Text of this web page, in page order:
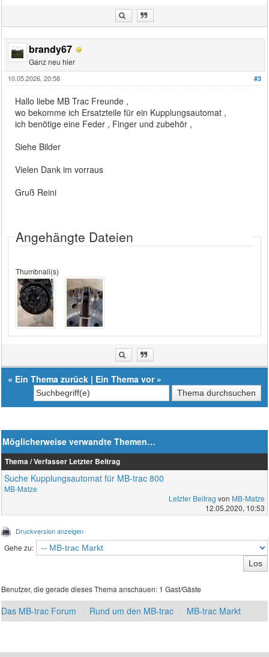
brandy67
Ganz neu hier
#3
10.05.2026, 20:58
Hallo liebe MB Trac Freunde ,
wo bekomme ich Ersatzteile für ein Kupplungsautomat ,
ich benötige eine Feder , Finger und zubehör ,
Siehe Bilder
Vielen Dank im vorraus
Gruß Reini
Angehängte Dateien
Thumbnail(s)
« Ein Thema zurück | Ein Thema vor»
Möglicherweise verwandte Themen…
Thema / Verfasser Letzter Beitrag
Suche Kupplungsautomat für MB-trac 800
MB-Matze
Letzter Beitrag von MB-Matze
12.05.2020, 10:53
Druckversion anzeigen
Gehe zu:
Benutzer, die gerade dieses Thema anschauen: 1 Gast/Gäste
Das MB-trac Forum Rund um den MB-trac MB-trac Markt